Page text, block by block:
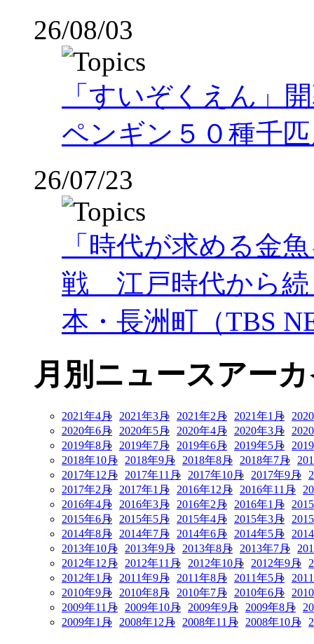
26/08/03
「すいぞくえん」
ペンギン５０種千
26/07/23
「時代が求める金
戦 江戸時代から
本・長洲町（TBS
月別ニュースアー
2021年4月 2021年3月 2021年2月 2021年1月
2020年6月
2020年5月 2020年4月 2020年3月
2019年8月
2019年7月 2019年6月 2019年5月
2018年10月
2018年9月 2018年8月 2018年7月
2017年12月
2017年11月 2017年10月 2017年9月
2017年2月
2017年1月 2016年12月 2016年11月
2016年4月
2016年3月 2016年2月 2016年1月
2015年6月
2015年5月 2015年4月 2015年3月
2014年8月
2014年7月 2014年6月 2014年5月
2013年10月
2013年9月 2013年8月 2013年7月
2012年12月
2012年11月 2012年10月 2012年9月
2012年1月
2011年9月 2011年8月 2011年5月
2010年9月
2010年8月 2010年7月 2010年6月
2009年11月
2009年10月 2009年9月 2009年8月
2009年1月
2008年12月 2008年11月 2008年10月